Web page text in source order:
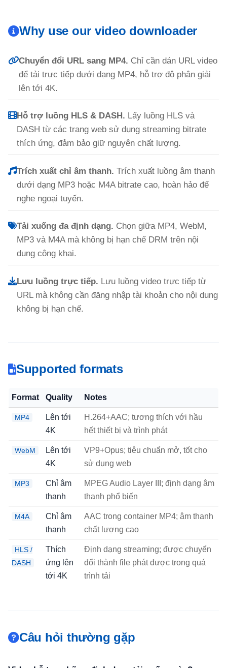
Why use our video downloader
Chuyển đổi URL sang MP4. Chỉ cần dán URL video
để tải trực tiếp dưới dạng MP4, hỗ trợ độ phân giải
lên tới 4K.
Hỗ trợ luồng HLS & DASH. Lấy luồng HLS và
DASH từ các trang web sử dụng streaming bitrate
thích ứng, đảm bảo giữ nguyên chất lượng.
Trích xuất chỉ âm thanh. Trích xuất luồng âm thanh
dưới dạng MP3 hoặc M4A bitrate cao, hoàn hảo để
nghe ngoại tuyến.
Tải xuống đa định dạng. Chọn giữa MP4, WebM,
MP3 và M4A mà không bị hạn chế DRM trên nội
dung công khai.
Lưu luồng trực tiếp. Lưu luồng video trực tiếp từ
URL mà không cần đăng nhập tài khoản cho nội dung
không bị hạn chế.
Supported formats
Format Quality Notes
MP4
Lên tới
4K
H.264+AAC; tương thích với hầu
hết thiết bị và trình phát
WebM
Lên tới
4K
VP9+Opus; tiêu chuẩn mở, tốt cho
sử dụng web
MP3
Chỉ âm
thanh
MPEG Audio Layer III; định dạng âm
thanh phổ biến
M4A
Chỉ âm
thanh
AAC trong container MP4; âm thanh
chất lượng cao
HLS /
DASH
Thích
ứng lên
tới 4K
Định dạng streaming; được chuyển
đổi thành file phát được trong quá
trình tải
Câu hỏi thường gặp